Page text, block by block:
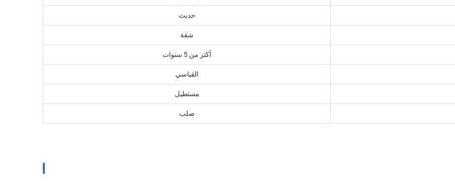
حديث
شقة
أكثر من 5 سنوات
القياسي
مستطيل
صلب